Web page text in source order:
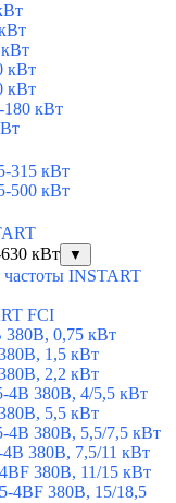
кВт
кВт
кВт
315 кВт
500 кВт
кВт
▼
частоты INSTART
FCI
0,75 кВт
1,5 кВт
2,2 кВт
4B 380В, 4/5,5 кВт
5,5 кВт
4B 380В, 5,5/7,5 кВт
380В, 7,5/11 кВт
380В, 11/15 кВт
4BF 380В, 15/18,5